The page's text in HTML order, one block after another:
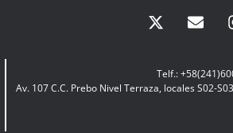
Telf.:
Av. 107 C.C. Prebo Nivel Terraza, locales S02-